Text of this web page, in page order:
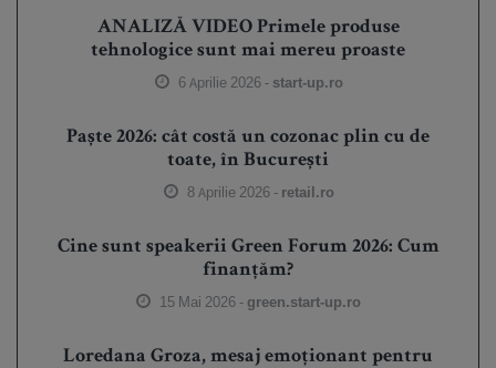
ANALIZĂ VIDEO Primele produse
tehnologice sunt mai mereu proaste
6 Aprilie 2026 - start-up.ro
Paște 2026: cât costă un cozonac plin cu de
toate, în București
8 Aprilie 2026 - retail.ro
Cine sunt speakerii Green Forum 2026: Cum
finanțăm?
15 Mai 2026 - green.start-up.ro
Loredana Groza, mesaj emoționant pentru